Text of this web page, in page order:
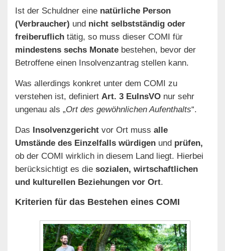
Ist der Schuldner eine natürliche Person
(Verbraucher) und nicht selbstständig oder
freiberuflich tätig, so muss dieser COMI für
mindestens sechs Monate bestehen, bevor der
Betroffene einen Insolvenzantrag stellen kann.
Was allerdings konkret unter dem COMI zu
verstehen ist, definiert Art. 3 EuInsVO nur sehr
ungenau als „Ort des gewöhnlichen Aufenthalts“.
Das Insolvenzgericht vor Ort muss alle
Umstände des Einzelfalls würdigen und prüfen,
ob der COMI wirklich in diesem Land liegt. Hierbei
berücksichtigt es die sozialen, wirtschaftlichen
und kulturellen Beziehungen vor Ort.
Kriterien für das Bestehen eines COMI